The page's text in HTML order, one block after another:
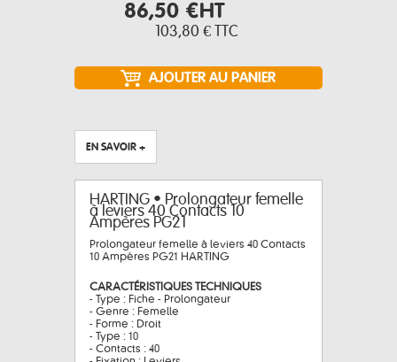
86,50 €HT
103,80 € TTC
EN SAVOIR +
HARTING • Prolongateur femelle
à leviers 40 Contacts 10
Ampères PG21
Prolongateur femelle à leviers 40 Contacts
10 Ampères PG21 HARTING
CARACTÉRISTIQUES TECHNIQUES
- Type : Fiche - Prolongateur
- Genre : Femelle
- Forme : Droit
- Type : 10
- Contacts : 40